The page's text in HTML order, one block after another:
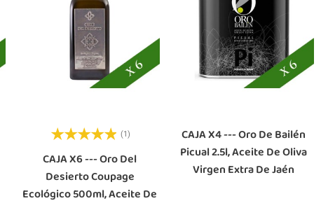
(1)
CAJA X6 --- Oro Del
Desierto Coupage
Ecológico 500ml, Aceite De
CAJA X4 --- Oro De Bailén
Picual 2.5l, Aceite De Oliva
Virgen Extra De Jaén